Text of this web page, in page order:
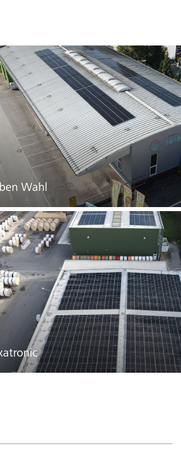
Wahl